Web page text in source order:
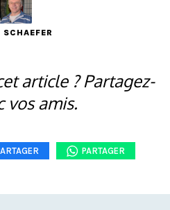
SCHAEFER
article ? Partagez-
vos amis.
PARTAGER